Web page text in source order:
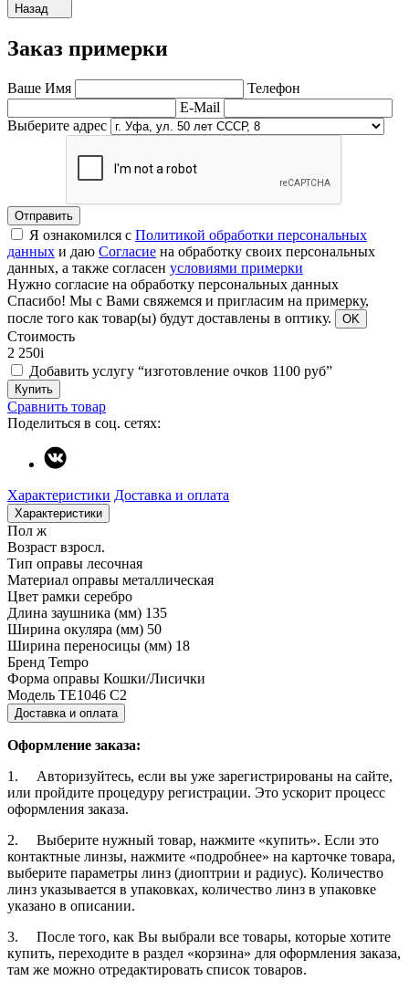
Назад
Заказ примерки
Ваше Имя
Телефон
E-Mail
Выберите адрес
Отправить
Я ознакомился с Политикой обработки персональных
данных и даю Согласие на обработку своих персональных
данных, а также согласен условиями примерки
Нужно согласие на обработку персональных данных
Спасибо! Мы с Вами свяжемся и пригласим на примерку,
после того как товар(ы) будут доставлены в оптику.
OK
Стоимость
2 250i
Добавить услугу “изготовление очков 1100 руб”
Купить
Сравнить товар
Поделиться в соц. сетях:
Характеристики Доставка и оплата
Характеристики
Пол ж
Возраст взросл.
Тип оправы лесочная
Материал оправы металлическая
Цвет рамки серебро
Длина заушника (мм) 135
Ширина окуляра (мм) 50
Ширина переносицы (мм) 18
Бренд Tempo
Форма оправы Кошки/Лисички
Модель TE1046 C2
Доставка и оплата
Оформление заказа:
1. Авторизуйтесь, если вы уже зарегистрированы на сайте,
или пройдите процедуру регистрации. Это ускорит процесс
оформления заказа.
2. Выберите нужный товар, нажмите «купить». Если это
контактные линзы, нажмите «подробнее» на карточке товара,
выберите параметры линз (диоптрии и радиус). Количество
линз указывается в упаковках, количество линз в упаковке
указано в описании.
3. После того, как Вы выбрали все товары, которые хотите
купить, переходите в раздел «корзина» для оформления заказа,
там же можно отредактировать список товаров.